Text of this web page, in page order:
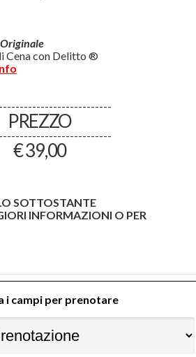
Cena con Delitto ®
PREZZO
€ 39,00
SOTTOSTANTE
INFORMAZIONI O PER
i campi per prenotare